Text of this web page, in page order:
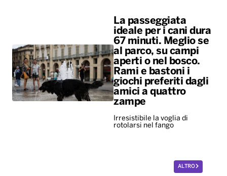
La passeggiata
ideale per i cani dura
67 minuti. Meglio se
al parco, su campi
aperti o nel bosco.
Rami e bastoni i
giochi preferiti dagli
amici a quattro
zampe
Irresistibile la voglia di
rotolarsi nel fango
ALTRO